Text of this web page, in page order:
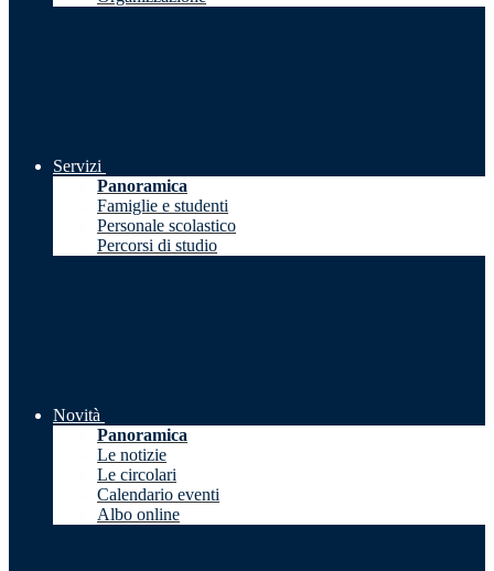
Servizi
Panoramica
Famiglie e studenti
Personale scolastico
Percorsi di studio
Novità
Panoramica
Le notizie
Le circolari
Calendario eventi
Albo online